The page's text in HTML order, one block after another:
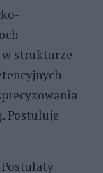
w strukturze
Postuluje